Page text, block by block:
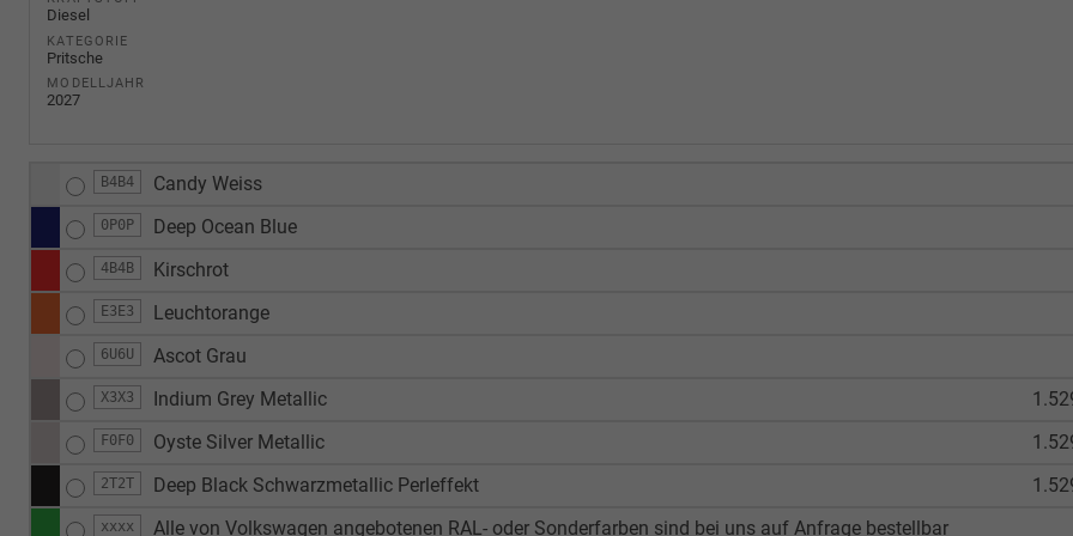
Diesel
KATEGORIE
Pritsche
MODELLJAHR
2027
B4B4 Candy Weiss
0P0P Deep Ocean Blue
4B4B Kirschrot
E3E3 Leuchtorange
6U6U Ascot Grau
X3X3 Indium Grey Metallic
F0F0 Oyste Silver Metallic
2T2T Deep Black Schwarzmetallic Perleffekt
xxxx Alle von Volkswagen angebotenen RAL- oder Sonderfarben sind bei uns auf Anfrage bestellbar